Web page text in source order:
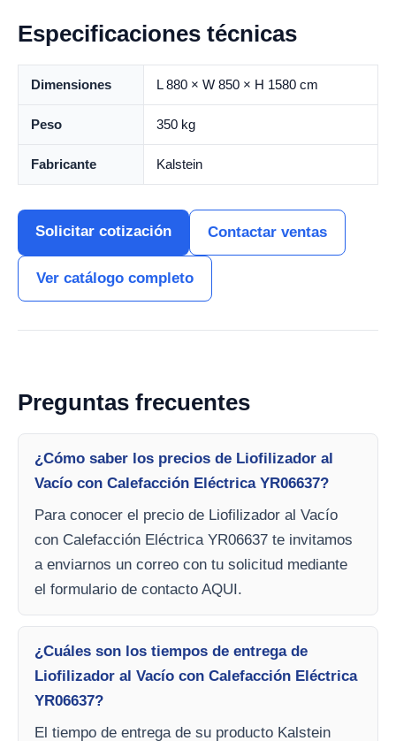
Especificaciones técnicas
Dimensiones L 880 × W 850 × H 1580 cm
Peso 350 kg
Fabricante Kalstein
Solicitar cotización Contactar ventas
Ver catálogo completo
Preguntas frecuentes
¿Cómo saber los precios de Liofilizador al
Vacío con Calefacción Eléctrica YR06637?
Para conocer el precio de Liofilizador al Vacío
con Calefacción Eléctrica YR06637 te invitamos
a enviarnos un correo con tu solicitud mediante
el formulario de contacto AQUI.
¿Cuáles son los tiempos de entrega de
Liofilizador al Vacío con Calefacción Eléctrica
YR06637?
El tiempo de entrega de su producto Kalstein